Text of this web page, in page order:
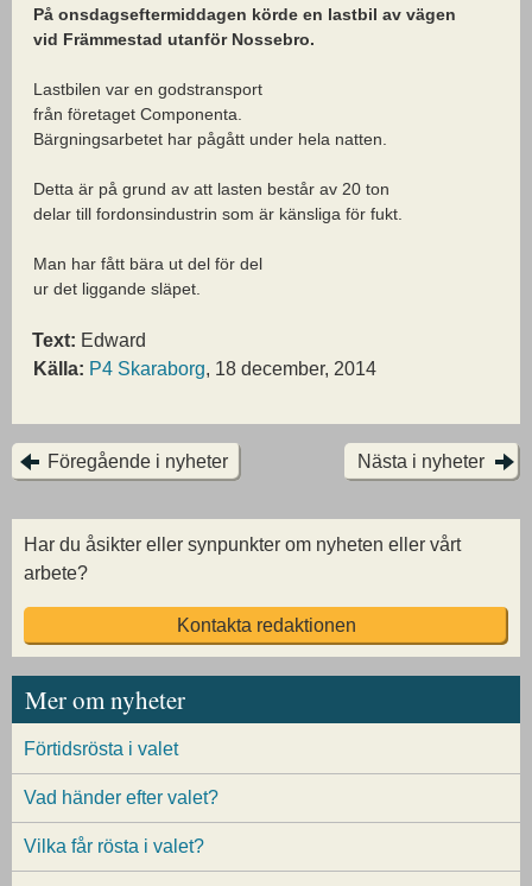
På onsdagseftermiddagen körde en lastbil av vägen
vid Främmestad utanför Nossebro.
Lastbilen var en godstransport
från företaget Componenta.
Bärgningsarbetet har pågått under hela natten.
Detta är på grund av att lasten består av 20 ton
delar till fordonsindustrin som är känsliga för fukt.
Man har fått bära ut del för del
ur det liggande släpet.
Text: Edward
Källa: P4 Skaraborg, 18 december, 2014
Föregående i nyheter Nästa i nyheter
Har du åsikter eller synpunkter om nyheten eller vårt
arbete?
Kontakta redaktionen
Mer om nyheter
Förtidsrösta i valet
Vad händer efter valet?
Vilka får rösta i valet?